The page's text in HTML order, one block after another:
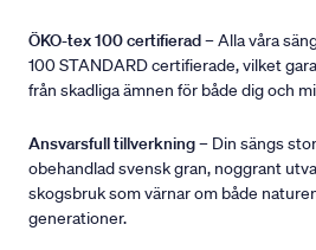
ÖKO-tex 100 certifierad– Alla våra
100 STANDARD certifierade, vilket
från skadliga ämnen för både dig och
Ansvarsfull tillverkning– Din sängs
obehandlad svensk gran, noggrant
skogsbruk som värnar om både
generationer.